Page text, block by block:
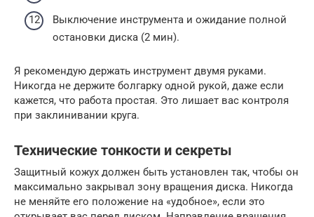
Выключение инструмента и ожидание полной
остановки диска (2 мин).
Я рекомендую держать инструмент двумя руками.
Никогда не держите болгарку одной рукой, даже если
кажется, что работа простая. Это лишает вас контроля
при заклинивании круга.
Технические тонкости и секреты
Защитный кожух должен быть установлен так, чтобы он
максимально закрывал зону вращения диска. Никогда
не меняйте его положение на «удобное», если это